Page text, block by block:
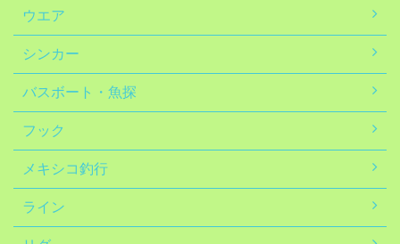
ウエア
シンカー
バスボート・魚探
フック
メキシコ釣行
ライン